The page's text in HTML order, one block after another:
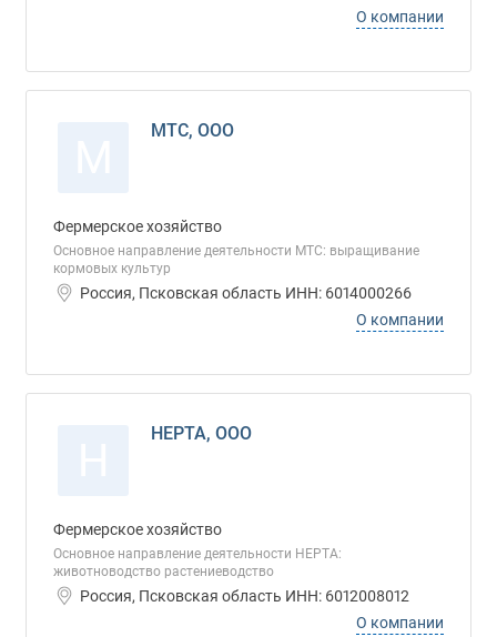
О компании
МТС, ООО
Фермерское хозяйство
Основное направление деятельности МТС: выращивание
кормовых культур
Россия, Псковская область ИНН: 6014000266
О компании
НЕРТА, ООО
Фермерское хозяйство
Основное направление деятельности НЕРТА:
животноводство растениеводство
Россия, Псковская область ИНН: 6012008012
О компании